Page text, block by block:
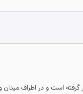
گرفته است و در اطراف